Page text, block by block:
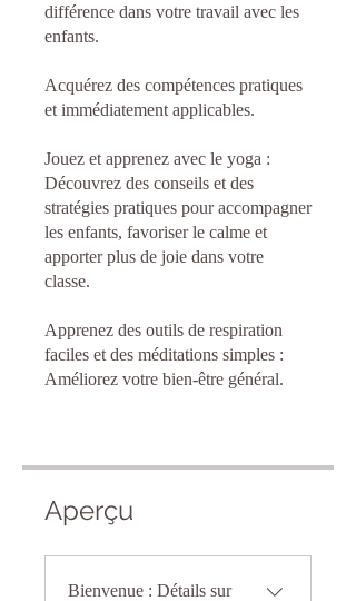
différence dans votre travail avec les
enfants.
Acquérez des compétences pratiques
et immédiatement applicables.
Jouez et apprenez avec le yoga :
Découvrez des conseils et des
stratégies pratiques pour accompagner
les enfants, favoriser le calme et
apporter plus de joie dans votre
classe.
Apprenez des outils de respiration
faciles et des méditations simples :
Améliorez votre bien-être général.
Aperçu
Bienvenue : Détails sur